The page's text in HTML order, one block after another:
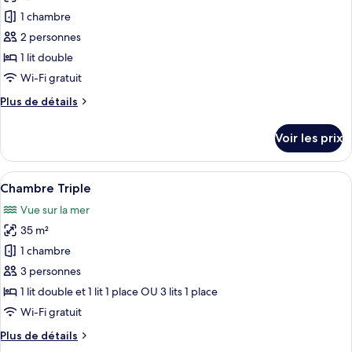
Familiale
photos
pour
ce
type
chambre :
Économique
1 chambre
2 personnes
1 lit double
Wi-Fi gratuit
Plus de détails
Plus
le
type
de
Chambre
Double
Économique
Voir les prix
Afficher
toutes
les
photos
pour
ce
type
de
chambre :
Chambre
Une chambre d’hôtel avec deux
8
Chambre Triple
Vue sur la mer
35 m²
1 chambre
3 personnes
1 lit double et 1 lit 1 place OU 3 lits 1 place
Wi-Fi gratuit
Plus de détails
Plus